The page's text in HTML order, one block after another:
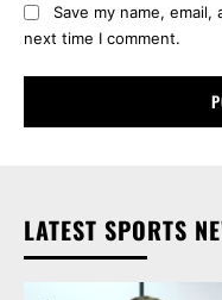
Save my name,
next time I comment.
LATEST SPORTS